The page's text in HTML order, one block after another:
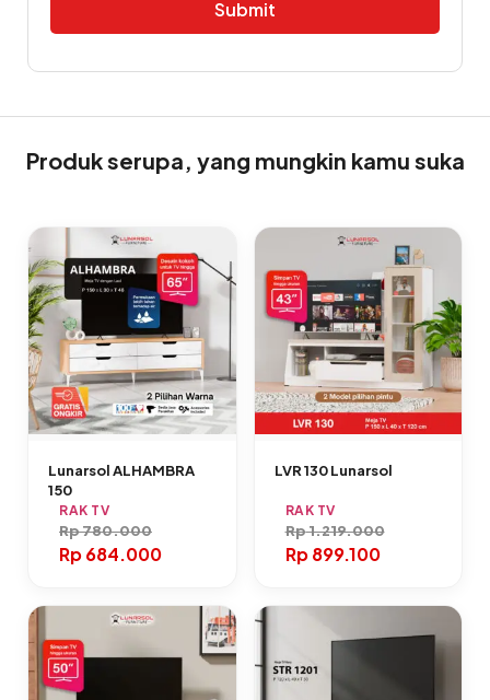
Produk serupa, yang mungkin kamu suka
Lunarsol ALHAMBRA
150
RAK TV
Rp780.000
Rp684.000
LVR 130 Lunarsol
RAK TV
Rp1.219.000
Rp899.100